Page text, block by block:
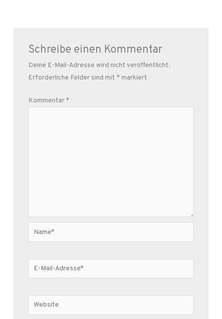
Schreibe einen Kommentar
Deine E-Mail-Adresse wird nicht veröffentlicht.
Erforderliche Felder sind mit * markiert
Kommentar*
Name*
E-
Mail-
Website